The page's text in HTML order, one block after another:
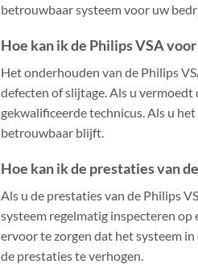
betrouwbaar systeem voor uw
Hoe kan ik de Philips VSA
Het onderhouden van de Philips
defecten of slijtage. Als u
gekwalificeerde technicus. Als u
betrouwbaar blijft.
Hoe kan ik de prestaties van
Als u de prestaties van de Philips
systeem regelmatig inspecteren
ervoor te zorgen dat het systeem
de prestaties te verhogen.